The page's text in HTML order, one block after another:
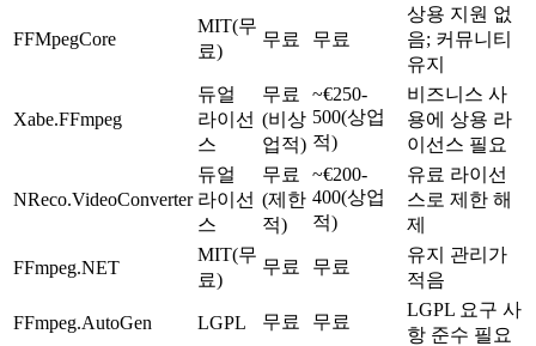
FFMpegCore
MIT(무
료)
무료 무료
상용 지원 없
음; 커뮤니티
유지
Xabe.FFmpeg
듀얼
라이선
스
무료
(비상
업적)
~€250-
500(상업
적)
비즈니스 사
용에 상용 라
이선스 필요
NReco.VideoConverter
듀얼
라이선
스
무료
(제한
적)
~€200-
400(상업
적)
유료 라이선
스로 제한 해
제
FFmpeg.NET
MIT(무
료)
무료 무료
유지 관리가
적음
FFmpeg.AutoGen LGPL 무료 무료
LGPL 요구 사
항 준수 필요